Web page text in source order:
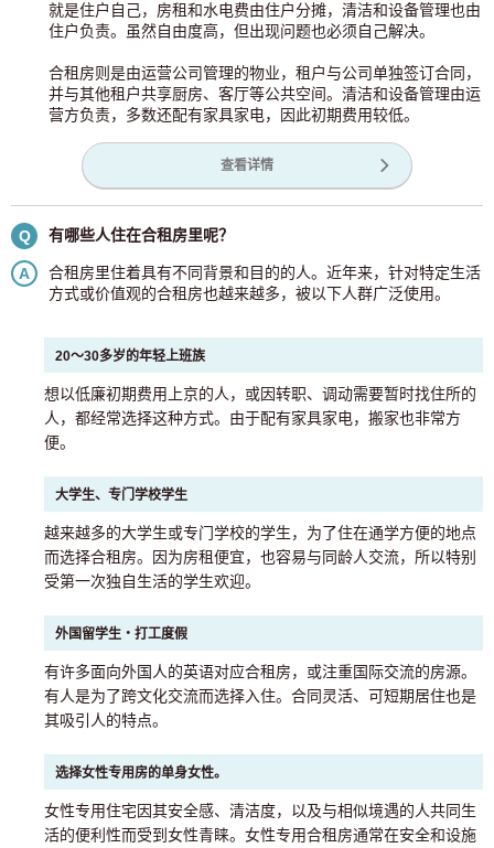
就是住户自己，房租和水电费由住户分摊，清洁和设备管理也由
住户负责。虽然自由度高，但出现问题也必须自己解决。
合租房则是由运营公司管理的物业，租户与公司单独签订合同，
并与其他租户共享厨房、客厅等公共空间。清洁和设备管理由运
营方负责，多数还配有家具家电，因此初期费用较低。
查看详情
Q 有哪些人住在合租房里呢？
A
合租房里住着具有不同背景和目的的人。近年来，针对特定生活
方式或价值观的合租房也越来越多，被以下人群广泛使用。
20～30多岁的年轻上班族
想以低廉初期费用上京的人，或因转职、调动需要暂时找住所的
人，都经常选择这种方式。由于配有家具家电，搬家也非常方
便。
大学生、专门学校学生
越来越多的大学生或专门学校的学生，为了住在通学方便的地点
而选择合租房。因为房租便宜，也容易与同龄人交流，所以特别
受第一次独自生活的学生欢迎。
外国留学生・打工度假
有许多面向外国人的英语对应合租房，或注重国际交流的房源。
有人是为了跨文化交流而选择入住。合同灵活、可短期居住也是
其吸引人的特点。
选择女性专用房的单身女性。
女性专用住宅因其安全感、清洁度，以及与相似境遇的人共同生
活的便利性而受到女性青睐。女性专用合租房通常在安全和设施